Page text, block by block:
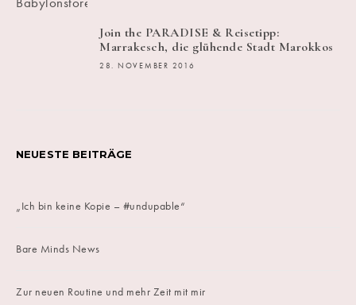
Join the PARADISE & Reisetipp:
Marrakesch, die glühende Stadt Marokkos
28. NOVEMBER 2016
NEUESTE BEITRÄGE
„Ich bin keine Kopie – #undupable“
Bare Minds News
Zur neuen Routine und mehr Zeit mit mir